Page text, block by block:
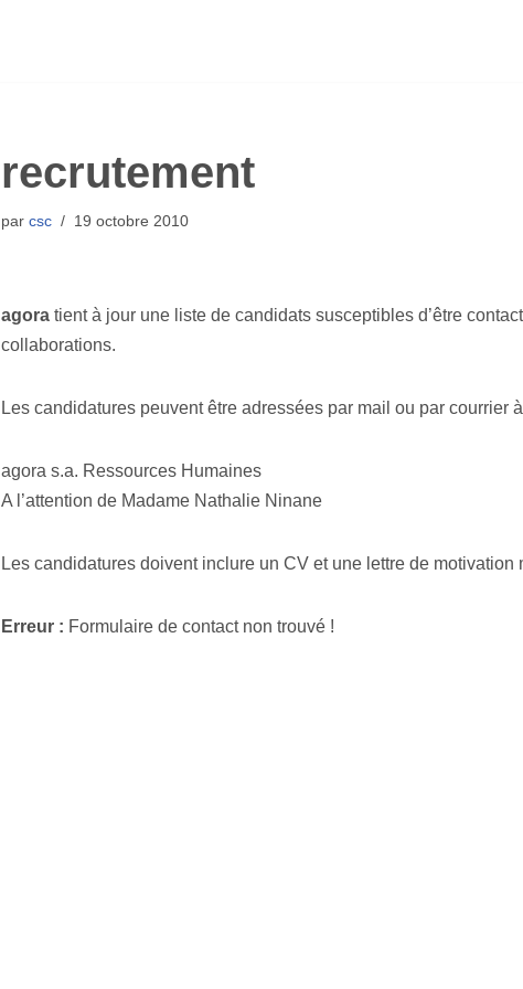
recrutement
par csc 19 octobre 2010
agoratient à jour une liste de candidats susceptibles d’être
collaborations.
Les candidatures peuvent être adressées par mail ou par courrier
agora s.a. Ressources Humaines
A l’attention de Madame Nathalie Ninane
Les candidatures doivent inclure un CV et une lettre de motivation
Erreur : Formulaire de contact non trouvé !